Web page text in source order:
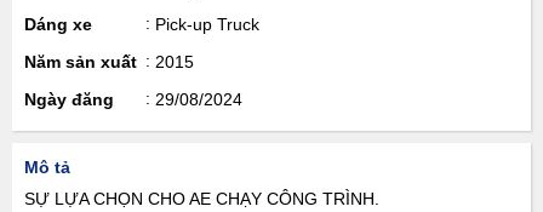
Dáng xe
Pick-up Truck
Năm sản xuất
2015
Ngày đăng
29/08/2024
Mô tả
SỰ LỰA CHỌN CHO AE CHẠY CÔNG TRÌNH.